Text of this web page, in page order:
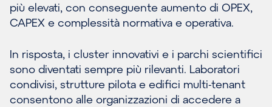
più elevati, con conseguente aumento di OPEX,
CAPEX e complessità normativa e operativa.
In risposta, i cluster innovativi e i parchi scientifici
sono diventati sempre più rilevanti. Laboratori
condivisi, strutture pilota e edifici multi-tenant
consentono alle organizzazioni di accedere a